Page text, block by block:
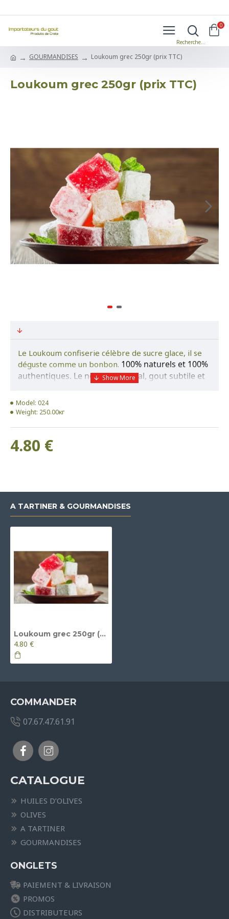
0
GOURMANDISES Loukoum grec 250gr (prix TTC)
Loukoum grec 250gr (prix TTC)
Le Loukoum confiserie célèbre de sucre glace, il se
déguste comme un bonbon. 100% naturels et 100%
authentiques. Le nougat oriental, gout subtile et
4.80 €
Model: 024
Weight: 250.00кг
A TARTINER & GOURMANDISES
Loukoum grec 250gr (prix TTC)
4.80 €
COMMANDER
07.67.47.61.91
CATALOGUE
HUILES D’OLIVES
OLIVES
A TARTINER
GOURMANDISES
ONGLETS
PAIEMENT & LIVRAISON
PROMOS
DISTRIBUTEURS